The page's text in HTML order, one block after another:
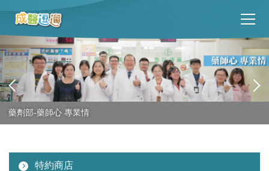
主
要
內
容
區
藥劑部-藥師心 專業情
特約商店